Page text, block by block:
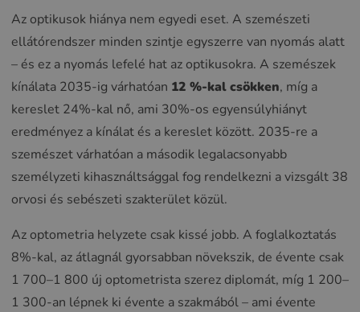
Az optikusok hiánya nem egyedi eset. A szemészeti
ellátórendszer minden szintje egyszerre van nyomás alatt
– és ez a nyomás lefelé hat az optikusokra. A szemészek
kínálata 2035-ig várhatóan 12 %-kal csökken, míg a
kereslet 24%-kal nő, ami 30%-os egyensúlyhiányt
eredményez a kínálat és a kereslet között. 2035-re a
szemészet várhatóan a második legalacsonyabb
személyzeti kihasználtsággal fog rendelkezni a vizsgált 38
orvosi és sebészeti szakterület közül.
Az optometria helyzete csak kissé jobb. A foglalkoztatás
8%-kal, az átlagnál gyorsabban növekszik, de évente csak
1 700–1 800 új optometrista szerez diplomát, míg 1 200–
1 300-an lépnek ki évente a szakmából – ami évente